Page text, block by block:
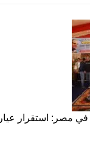
مصر: استقرار عيار 21